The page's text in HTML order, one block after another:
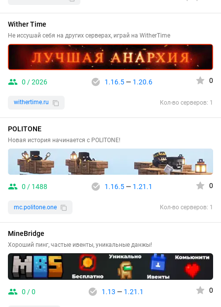
Wither Time
Не иссушай себя на других серверах, играй на WitherTime
0 / 2026 1.16.5— 1.20.6 0
withertime.ru Кол-во серверов: 1
POLITONE
Новая история начинается с POLITONE!
0 / 1488 1.16.5— 1.21.1 0
mc.politone.one Кол-во серверов: 1
MineBridge
Хороший пинг, частые ивенты, уникальные данжы!
0 / 0 1.13 — 1.21.1 0